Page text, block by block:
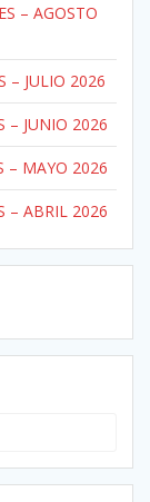
– AGOSTO
– JULIO 2026
– JUNIO 2026
– MAYO 2026
– ABRIL 2026